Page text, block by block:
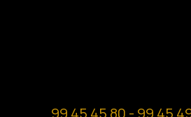
99 45 45 80 - 99 45